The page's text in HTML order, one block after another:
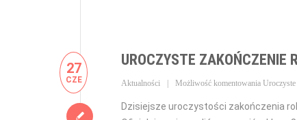
27
CZE
UROCZYSTE ZAKOŃCZENIE
Aktualności Możliwość komentowania
Dzisiejsze uroczystości zakończenia